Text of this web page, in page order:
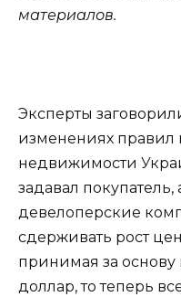
материалов.
Эксперты
изменениях правил
недвижимости
задавал
девелоперские
сдерживать рост
принимая за основу
доллар, то теперь